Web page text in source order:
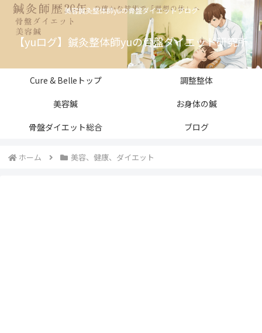
美容鍼灸整体師yuの骨盤ダイエットブログ
【yuログ】鍼灸整体師yuの骨盤ダイエット研究所
Cure & Belleトップ
調整整体
美容鍼
お身体の鍼
骨盤ダイエット総合
ブログ
ホーム 美容、健康、ダイエット